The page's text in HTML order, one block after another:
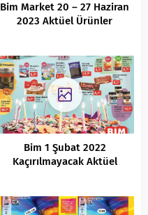
Bim Market 20 – 27 Haziran
2023 Aktüel Ürünler
Bim 1 Şubat 2022
Kaçırılmayacak Aktüel